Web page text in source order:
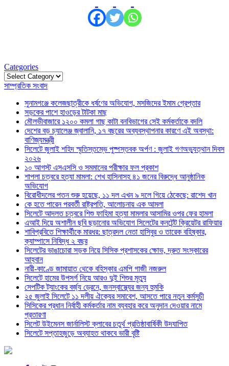
Categories
Categories
সাম্প্রতিক সংবাদ
সুনামগঞ্জে কলেজছাত্রীকে ধর্ষণের অভিযোগ, মসজিদের ইমাম গ্রেপ্তার
সড়কের পাশে হাওড়ের টাটকা মাছ
মৌলভীবাজারে ১২০০ কমলা গাছ কাটা বনবিভাগের সেই কর্মকর্তাকে বদলি
দেশের বড় চ্যালেঞ্জ জ্বালানি, ১৭ বছরের অব্যবস্থাপনার কারণে এই অবস্থা:
বাণিজ্যমন্ত্রী
সিলেটে জুলাই শহিদ স্মৃতিস্তম্ভে পুষ্পস্তবক অর্পণ : জুলাই গণঅভ্যুত্থান দিবস
২০২৬
১০ আগস্ট এসএসসি ও সমমানের পরীক্ষার ফল প্রকাশ
শাপলা চত্বরে হত্যা মামলা: শেখ হাসিনাসহ ৪১ জনের বিরুদ্ধে আনুষ্ঠানিক
অভিযোগ
বিরোধীদলের পতন শুরু হয়েছে, ১১ দল এখন ৯ দলে গিয়ে ঠেকেছে: রাশেদ খান
কে হতে পারেন পরবর্তী রাষ্ট্রপতি, আলোচনায় এক আমলা
সিলেটে আদলত চত্বরে শিশু ফাহিমা হত্যা মামলার আসামির ওপর ফের হামলা
এআই দিয়ে অশালীন ছবি ছড়ানোর অভিযোগ সিলেটের কনটেন্ট ক্রিয়েটর রাফিয়ার
শাবিপ্রবিতে শিক্ষার্থীকে মারধর: ছাত্রদল নেতা হাসিবুর ও তারেক বহিষ্কার,
ক্যাম্পাসে নিষিদ্ধ ২ বছর
সিলেটের ভাঙাচোরা সড়ক নিয়ে সিসিক প্রশাসকের ক্ষোভ, দ্রুত সংস্কারের
আহ্বান
নারী-কাণ্ডে জামায়াত থেকে বহিস্কার এমপি গাজী নজরুল
সিলেটে হামের উপসর্গ নিয়ে আরও দুই শিশুর মৃত্যু
সেপটিক ট্যাংকের বর্জ্য ড্রেনে, জনস্বাস্থ্যের জন্য হুমকি
২৫ জুলাই সিলেটে ১১ দলীয় ঐক্যের সমাবেশ, আসতে পারে নতুন কর্মসুচী
সিসিকের প্রধান নির্বাহী কর্মকর্তার নাম ব্যবহার করে অনুদান দেওয়ার নামে
প্রতারণা
সিলেট উইমেনস জার্নালিস্ট ক্লাবের চতুর্থ প্রতিষ্ঠাবার্ষিকী উদযাপিত
সিলেটে সপ্তাহজুড়ে অব্যাহত থাকবে ভারী বৃষ্টি